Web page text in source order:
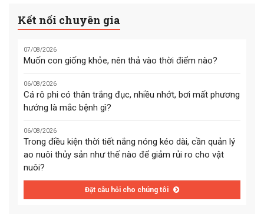
Kết nối chuyên gia
07/08/2026
Muốn con giống khỏe, nên thả vào thời điểm nào?
06/08/2026
Cá rô phi có thân trắng đục, nhiều nhớt, bơi mất phương
hướng là mắc bệnh gì?
06/08/2026
Trong điều kiện thời tiết nắng nóng kéo dài, cần quản lý
ao nuôi thủy sản như thế nào để giảm rủi ro cho vật
nuôi?
Đặt câu hỏi cho chúng tôi